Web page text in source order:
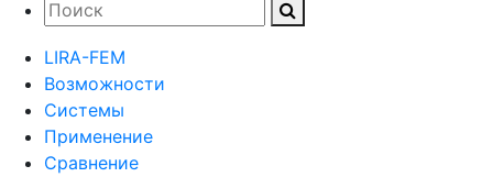
LIRA-FEM
Возможности
Cистемы
Применение
Сравнение